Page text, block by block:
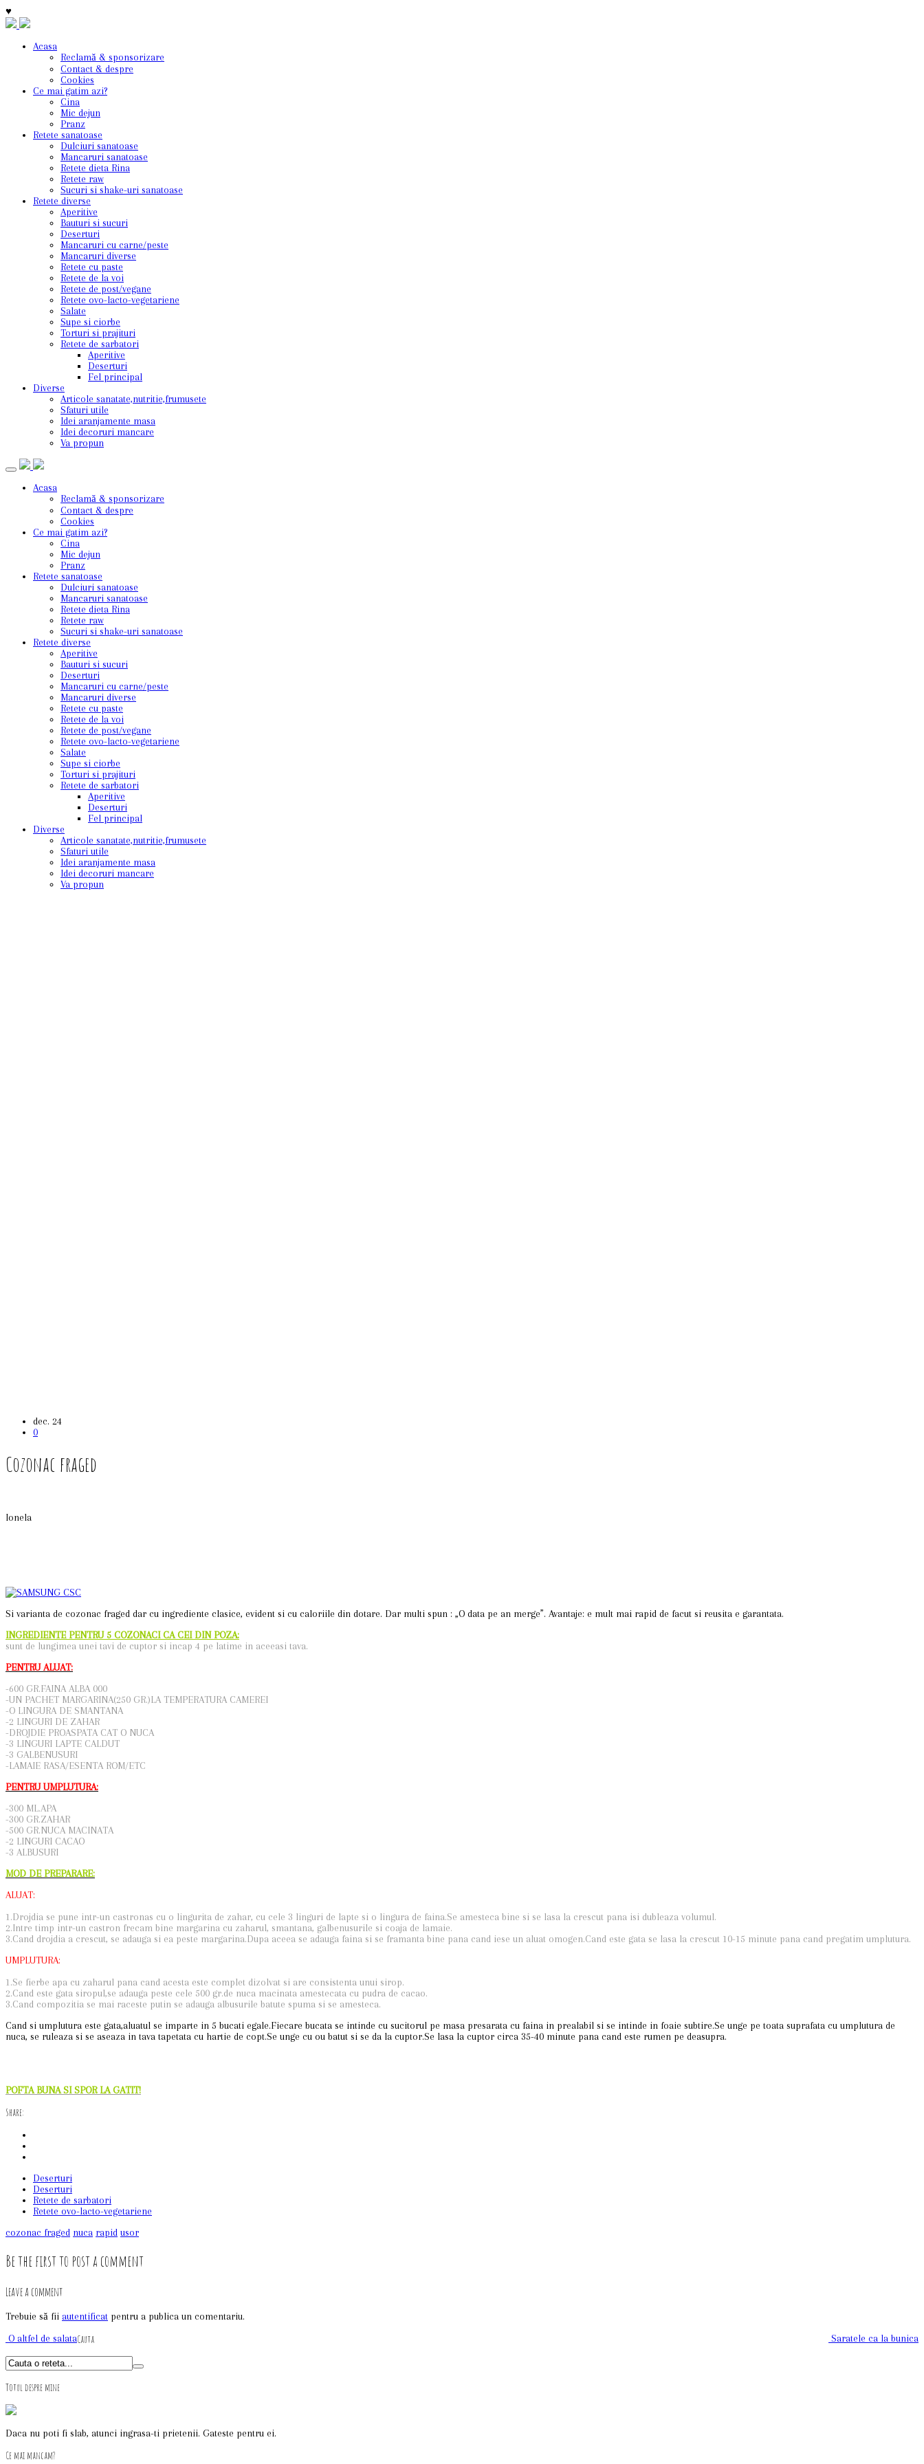
♥
Acasa
Reclamă & sponsorizare
Contact & despre
Cookies
Ce mai gatim azi?
Cina
Mic dejun
Pranz
Retete sanatoase
Dulciuri sanatoase
Mancaruri sanatoase
Retete dieta Rina
Retete raw
Sucuri si shake-uri sanatoase
Retete diverse
Aperitive
Bauturi si sucuri
Deserturi
Mancaruri cu carne/peste
Mancaruri diverse
Retete cu paste
Retete de la voi
Retete de post/vegane
Retete ovo-lacto-vegetariene
Salate
Supe si ciorbe
Torturi si prajituri
Retete de sarbatori
Aperitive
Deserturi
Fel principal
Diverse
Articole sanatate,nutritie,frumusete
Sfaturi utile
Idei aranjamente masa
Idei decoruri mancare
Va propun
Acasa
Reclamă & sponsorizare
Contact & despre
Cookies
Ce mai gatim azi?
Cina
Mic dejun
Pranz
Retete sanatoase
Dulciuri sanatoase
Mancaruri sanatoase
Retete dieta Rina
Retete raw
Sucuri si shake-uri sanatoase
Retete diverse
Aperitive
Bauturi si sucuri
Deserturi
Mancaruri cu carne/peste
Mancaruri diverse
Retete cu paste
Retete de la voi
Retete de post/vegane
Retete ovo-lacto-vegetariene
Salate
Supe si ciorbe
Torturi si prajituri
Retete de sarbatori
Aperitive
Deserturi
Fel principal
Diverse
Articole sanatate,nutritie,frumusete
Sfaturi utile
Idei aranjamente masa
Idei decoruri mancare
Va propun
dec. 24
0
Cozonac fraged
Ionela
Si varianta de cozonac fraged dar cu ingrediente clasice, evident si cu caloriile din dotare. Dar multi spun : „O data pe an merge”. Avantaje: e mult mai rapid de facut si reusita e garantata.
INGREDIENTE PENTRU 5 COZONACI CA CEI DIN POZA:
sunt de lungimea unei tavi de cuptor si incap 4 pe latime in aceeasi tava.
PENTRU ALUAT:
-600 GR.FAINA ALBA 000
-UN PACHET MARGARINA(250 GR.)LA TEMPERATURA CAMEREI
-O LINGURA DE SMANTANA
-2 LINGURI DE ZAHAR
-DROJDIE PROASPATA CAT O NUCA
-3 LINGURI LAPTE CALDUT
-3 GALBENUSURI
-LAMAIE RASA/ESENTA ROM/ETC
PENTRU UMPLUTURA:
-300 ML.APA
-300 GR.ZAHAR
-500 GR.NUCA MACINATA
-2 LINGURI CACAO
-3 ALBUSURI
MOD DE PREPARARE:
ALUAT:
1.Drojdia se pune intr-un castronas cu o lingurita de zahar, cu cele 3 linguri de lapte si o lingura de faina.Se amesteca bine si se lasa la crescut pana isi dubleaza volumul.
2.Intre timp intr-un castron frecam bine margarina cu zaharul, smantana, galbenusurile si coaja de lamaie.
3.Cand drojdia a crescut, se adauga si ea peste margarina.Dupa aceea se adauga faina si se framanta bine pana cand iese un aluat omogen.Cand este gata se lasa la crescut 10-15 minute pana cand pregatim umplutura.
UMPLUTURA:
1.Se fierbe apa cu zaharul pana cand acesta este complet dizolvat si are consistenta unui sirop.
2.Cand este gata siropul,se adauga peste cele 500 gr.de nuca macinata amestecata cu pudra de cacao.
3.Cand compozitia se mai raceste putin se adauga albusurile batute spuma si se amesteca.
Cand si umplutura este gata,aluatul se imparte in 5 bucati egale.Fiecare bucata se intinde cu sucitorul pe masa presarata cu faina in prealabil si se intinde in foaie subtire.Se unge pe toata suprafata cu umplutura de
nuca, se ruleaza si se aseaza in tava tapetata cu hartie de copt.Se unge cu ou batut si se da la cuptor.Se lasa la cuptor circa 35-40 minute pana cand este rumen pe deasupra.
POFTA BUNA SI SPOR LA GATIT!
Share:
Deserturi
Deserturi
Retete de sarbatori
Retete ovo-lacto-vegetariene
cozonac fraged nuca rapid usor
Be the first to post a comment
Leave a comment
Trebuie să fii autentificat pentru a publica un comentariu.
O altfel de salata
Saratele ca la bunica
Cauta
Totul despre mine
Daca nu poti fi slab, atunci ingrasa-ti prietenii. Gateste pentru ei.
Ce mai mancam?